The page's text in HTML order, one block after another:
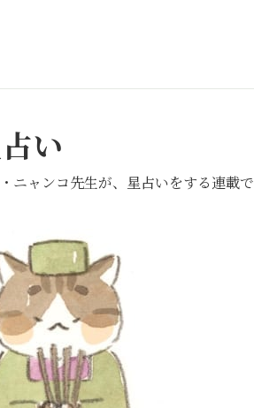
い
ニャンコ先生が、星占いをする連載